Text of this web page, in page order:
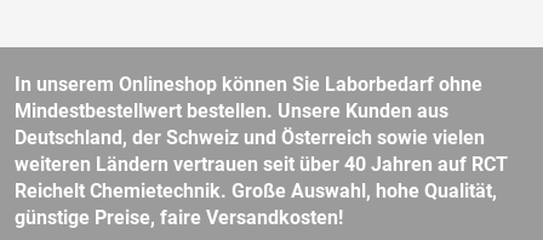
In unserem Onlineshop können Sie Laborbedarf ohne
Mindestbestellwert bestellen. Unsere Kunden aus
Deutschland, der Schweiz und Österreich sowie vielen
weiteren Ländern vertrauen seit über 40 Jahren auf RCT
Reichelt Chemietechnik. Große Auswahl, hohe Qualität,
günstige Preise, faire Versandkosten!